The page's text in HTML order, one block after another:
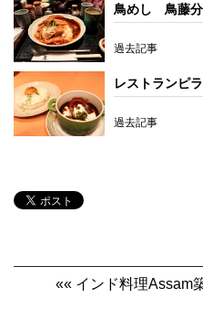
鳥めし 鳥藤分
過去記事
レストランピ
過去記事
«« インド料理Assam